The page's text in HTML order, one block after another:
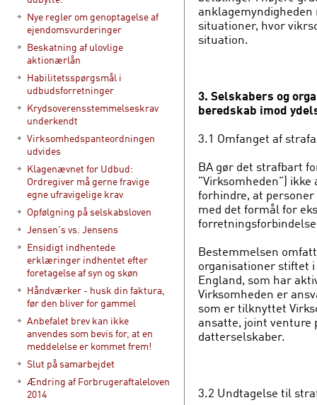
Nye regler om genoptagelse af
ejendomsvurderinger
Beskatning af ulovlige
aktionærlån
Habilitetsspørgsmål i
udbudsforretninger
Krydsoverensstemmelseskrav
underkendt
Virksomhedspanteordningen
udvides
Klagenævnet for Udbud:
Ordregiver må gerne fravige
egne ufravigelige krav
Opfølgning på selskabsloven
Jensen's vs. Jensens
Ensidigt indhentede
erklæringer indhentet efter
foretagelse af syn og skøn
Håndværker - husk din faktura,
før den bliver for gammel
Anbefalet brev kan ikke
anvendes som bevis for, at en
meddelelse er kommet frem!
Slut på samarbejdet
Ændring af Forbrugeraftaleloven
2014
situationer, hvor
situation.
3. Selskabers og
beredskab imod
3.1 Omfanget af
BA gør det strafbart
”Virksomheden”)
forhindre, at
med det formål for
Bestemmelsen
organisationer stiftet
England, som har
Virksomheden er
som er tilknyttet
ansatte, joint venture
datterselskaber.
3.2 Undtagelse til